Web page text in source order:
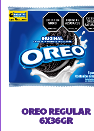
OREO REGULAR
6X36GR